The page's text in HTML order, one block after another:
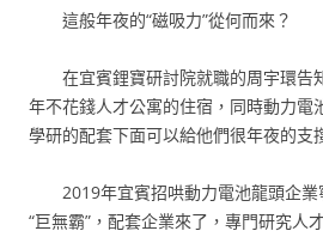
這般年夜的“磁吸力”從何而來？
在宜賓鋰寶研討院就職的周宇環告
年不花錢人才公寓的住宿，同時動力電
學研的配套下面可以給他們很年夜的支
2019年宜賓招哄動力電池龍頭企
“巨無霸”，配套企業來了，專門研究人